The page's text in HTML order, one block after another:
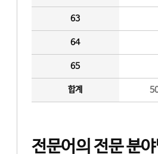
63
64
65
합계
전문어의 전문 분